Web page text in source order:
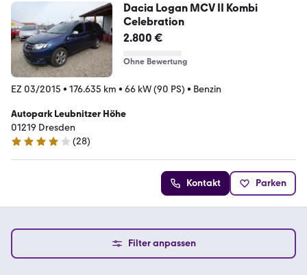
Dacia Logan MCV II Kombi
Celebration
2.800 €
Ohne Bewertung
EZ 03/2015 • 176.635 km • 66 kW (90 PS) • Benzin
Autopark Leubnitzer Höhe
01219 Dresden
4.1 Sterne
(28)
Kontakt Parken
Filter anpassen